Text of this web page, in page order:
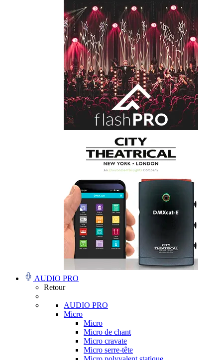
AUDIO PRO
Retour
AUDIO PRO
Micro
Micro
Micro de chant
Micro cravate
Micro serre-tête